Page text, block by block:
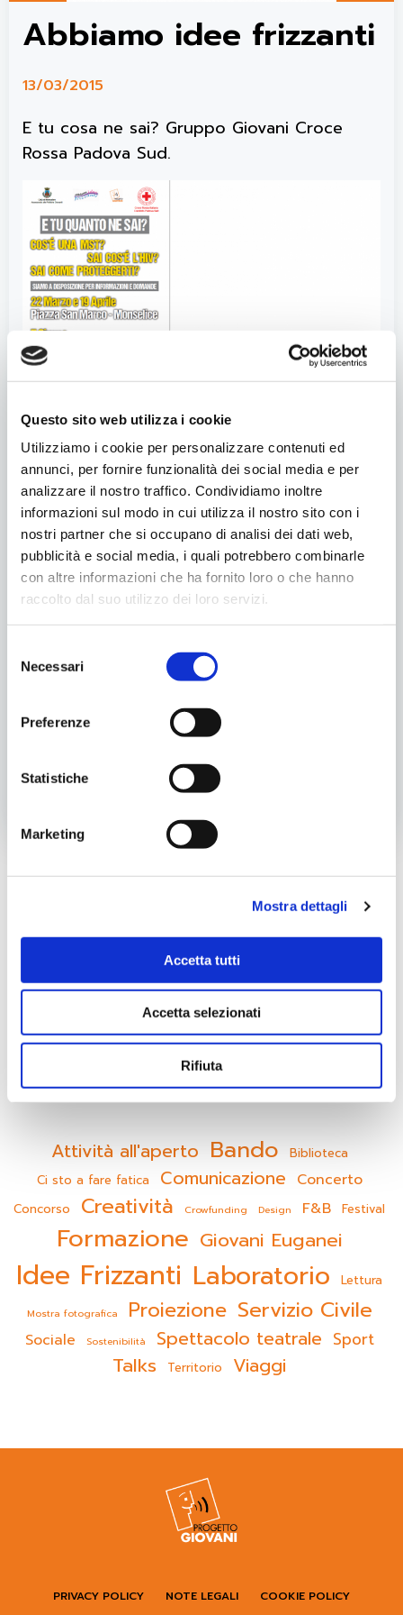
Questo sito web utilizza i cookie
Utilizziamo i cookie per personalizzare contenuti ed
annunci, per fornire funzionalità dei social media e per
analizzare il nostro traffico. Condividiamo inoltre
informazioni sul modo in cui utilizza il nostro sito con i
nostri partner che si occupano di analisi dei dati web,
pubblicità e social media, i quali potrebbero combinarle
con altre informazioni che ha fornito loro o che hanno
raccolto dal suo utilizzo dei loro servizi.
delNecessari
Preferenze
Statistiche
Marketing
Mostra dettagli
Accetta tutti
Accetta selezionati
Rifiuta
Abbiamo idee frizzanti
13/03/2015
E tu cosa ne sai? Gruppo Giovani Croce
Rossa Padova Sud.
•Malattie sessualmente trasmissibili
•Malattie sessualmente trasmissibili.2
•Volantino informativo
Condividilo
Categoria:
Progetti Locali
Idee Frizzanti
Post
navigation
Post
Categorie
Piano Giovani
Progetti Locali
Senza categoria
Servizio Civile
Attività all'aperto Bando
Biblioteca
Ci sto a fare fatica
Comunicazione Concerto
Concorso Creatività Crowfunding Design F&B Festival
Formazione Giovani Euganei
Idee Frizzanti Laboratorio Lettura
Mostra fotografica Proiezione Servizio Civile
Sociale Sostenibilità Spettacolo teatrale Sport
Talks Territorio Viaggi
PRIVACY POLICY NOTE LEGALI COOKIE POLICY